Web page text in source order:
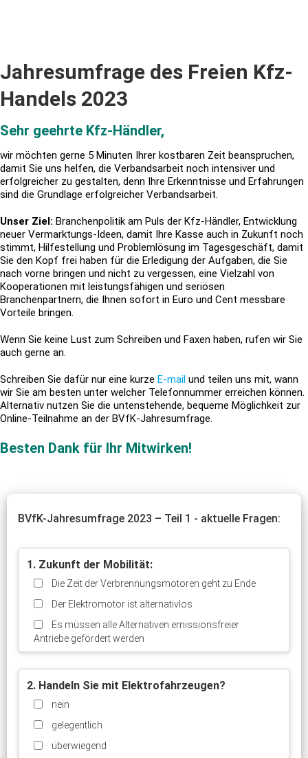
Jahresumfrage des Freien Kfz-
Handels 2023
Sehr geehrte Kfz-Händler,
wir möchten gerne 5 Minuten Ihrer kostbaren Zeit beanspruchen,
damit Sie uns helfen, die Verbandsarbeit noch intensiver und
erfolgreicher zu gestalten, denn Ihre Erkenntnisse und Erfahrungen
sind die Grundlage erfolgreicher Verbandsarbeit.
Unser Ziel: Branchenpolitik am Puls der Kfz-Händler, Entwicklung
neuer Vermarktungs-Ideen, damit Ihre Kasse auch in Zukunft noch
stimmt, Hilfestellung und Problemlösung im Tagesgeschäft, damit
Sie den Kopf frei haben für die Erledigung der Aufgaben, die Sie
nach vorne bringen und nicht zu vergessen, eine Vielzahl von
Kooperationen mit leistungsfähigen und seriösen
Branchenpartnern, die Ihnen sofort in Euro und Cent messbare
Vorteile bringen.
Wenn Sie keine Lust zum Schreiben und Faxen haben, rufen wir Sie
auch gerne an.
Schreiben Sie dafür nur eine kurze E-mail und teilen uns mit, wann
wir Sie am besten unter welcher Telefonnummer erreichen können.
Alternativ nutzen Sie die untenstehende, bequeme Möglichkeit zur
Online-Teilnahme an der BVfK-Jahresumfrage.
Besten Dank für Ihr Mitwirken!
BVfK-Jahresumfrage 2023 – Teil 1 - aktuelle Fragen:
1. Zukunft der Mobilität:
Die Zeit der Verbrennungsmotoren geht zu Ende
Der Elektromotor ist alternativlos
Es müssen alle Alternativen emissionsfreier
Antriebe gefördert werden
2. Handeln Sie mit Elektrofahrzeugen?
nein
gelegentlich
überwiegend